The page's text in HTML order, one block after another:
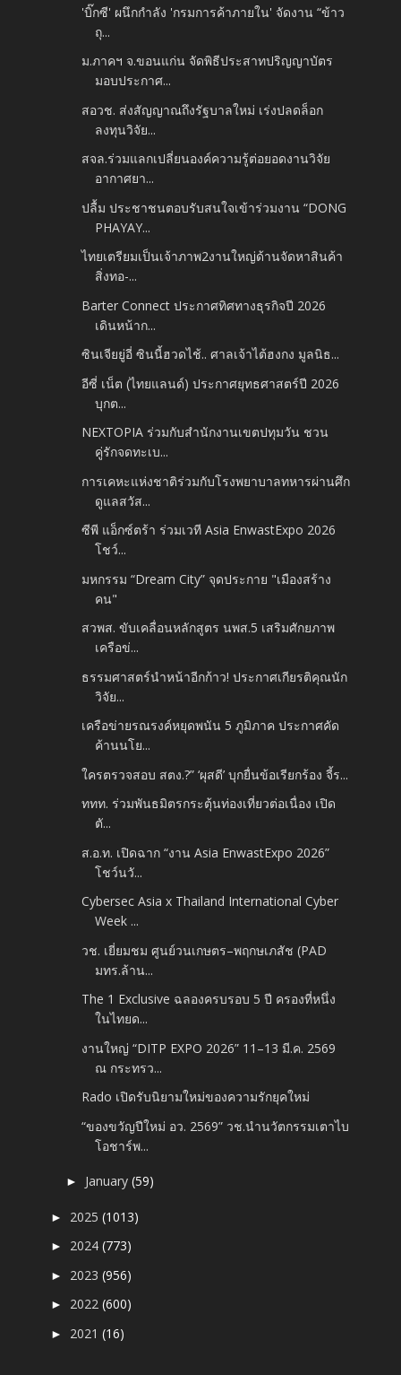
'บิ๊กซี' ผนึกกำลัง 'กรมการค้าภายใน' จัดงาน “ข้าว
ถุ...
ม.ภาคฯ จ.ขอนแก่น จัดพิธีประสาทปริญญาบัตร
มอบประกาศ...
สอวช. ส่งสัญญาณถึงรัฐบาลใหม่ เร่งปลดล็อก
ลงทุนวิจัย...
สจล.ร่วมแลกเปลี่ยนองค์ความรู้ต่อยอดงานวิจัย
อากาศยา...
ปลื้ม​ ประชาชนตอบรับสนใจเข้าร่วมงาน​ “DONG
PHAYAY...
ไทยเตรียมเป็นเจ้าภาพ2งานใหญ่ด้านจัดหาสินค้า
สิ่งทอ-...
Barter Connect ประกาศทิศทางธุรกิจปี 2026
เดินหน้าก...
ซินเจียยู่อี่ ซินนี้ฮวดไช้.. ศาลเจ้าไต้ฮงกง มูลนิธ...
อีซี่ เน็ต (ไทยแลนด์) ประกาศยุทธศาสตร์ปี 2026
บุกต...
NEXTOPIA ร่วมกับสำนักงานเขตปทุมวัน ชวน
คู่รักจดทะเบ...
การเคหะแห่งชาติร่วมกับโรงพยาบาลทหารผ่านศึก
ดูแลสวัส...
ซีพี แอ็กซ์ตร้า ร่วมเวที Asia EnwastExpo 2026
โชว์...
มหกรรม “Dream City” จุดประกาย "เมืองสร้าง
คน"
สวพส. ขับเคลื่อนหลักสูตร นพส.5 เสริมศักยภาพ
เครือข่...
ธรรมศาสตร์นำหน้าอีกก้าว! ประกาศเกียรติคุณนัก
วิจัย...
เครือข่ายรณรงค์หยุดพนัน 5 ภูมิภาค ประกาศคัด
ค้านนโย...
ใครตรวจสอบ สตง.?” ‘ผุสดี’ บุกยื่นข้อเรียกร้อง จี้ร...
ททท. ร่วมพันธมิตรกระตุ้นท่องเที่ยวต่อเนื่อง เปิด
ตั...
ส.อ.ท. เปิดฉาก “งาน Asia EnwastExpo 2026”
โชว์นวั...
Cybersec Asia x Thailand International Cyber
Week ...
วช. เยี่ยมชม ศูนย์วนเกษตร–พฤกษเภสัช (PAD
มทร.ล้าน...
The 1 Exclusive ฉลองครบรอบ 5 ปี ครองที่หนึ่ง
ในไทยด...
งานใหญ่ “DITP EXPO 2026” 11–13 มี.ค. 2569
ณ กระทรว...
Rado เปิดรับนิยามใหม่ของความรักยุคใหม่
“ของขวัญปีใหม่ อว. 2569” วช.นำนวัตกรรมเตาไบ
โอชาร์พ...
► January(59)
► 2025(1013)
► 2024(773)
► 2023(956)
► 2022(600)
► 2021(16)